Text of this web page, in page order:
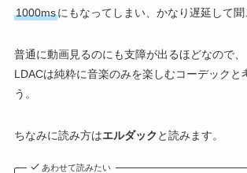
1000msにもなってしまい、かなり遅延して聞
普通に動画見るのにも支障が出るほどなので、
LDACは純粋に音楽のみを楽しむコーデックと
う。
ちなみに読み方はエルダック と読みます。
あわせて読みたい